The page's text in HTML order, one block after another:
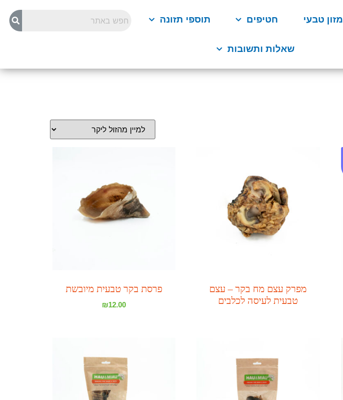
מזון טבעי חטיפים תוספי תזונה
שאלות ותשובות
מפרק עצם מח בקר – עצם
טבעית לעיסה לכלבים
פרסת בקר טבעית מיובשת
₪12.00